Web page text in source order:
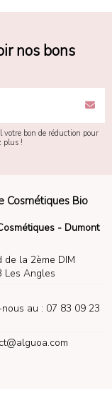
nos bons
bon de réduction pour
plus !
Cosmétiques Bio
- Dumont
de la 2ème DIM
Les Angles
au : 07 83 09 23